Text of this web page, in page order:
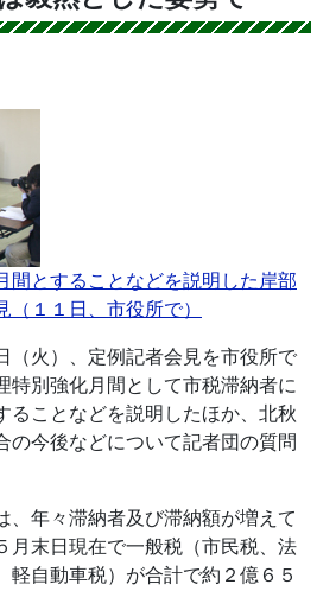
間とすることなどを説明した岸部
１１日、市役所で）
（火）、定例記者会見を市役所で
特別強化月間として市税滞納者に
ることなどを説明したほか、北秋
の今後などについて記者団の質問
、年々滞納者及び滞納額が増えて
月末日現在で一般税（市民税、法
軽自動車税）が合計で約２億６５